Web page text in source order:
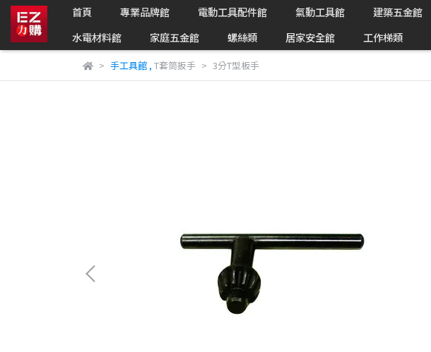
首頁 專業品牌館 電動工具配件館 氣動工具館 建築五金館
水電材料館
家庭五金館 螺絲類 居家安全館 工作梯類
手工具館, T套筒扳手 3分T型板手